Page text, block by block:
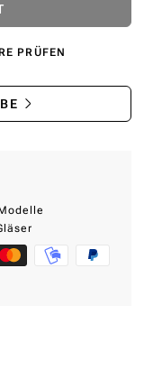
PRÜFEN